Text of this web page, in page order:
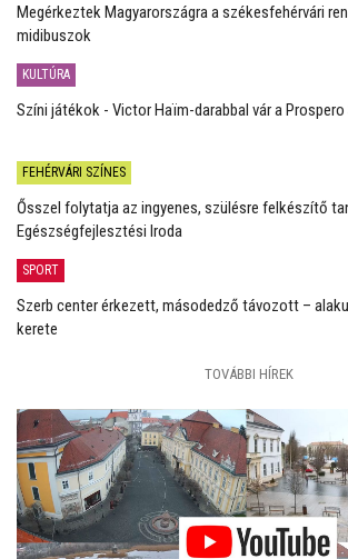
Megérkeztek Magyarországra a székesfehérvári
midibuszok
KULTÚRA
Színi játékok - Victor Haïm-darabbal vár a Prospero
FEHÉRVÁRI SZÍNES
Ősszel folytatja az ingyenes, szülésre felkészítő
Egészségfejlesztési Iroda
SPORT
Szerb center érkezett, másodedző távozott –
kerete
TOVÁBBI HÍREK